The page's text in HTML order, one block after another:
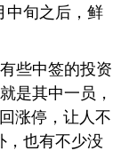
中旬之后，鲜
些中签的投资
是其中一员，
涨停，让人不
，也有不少没